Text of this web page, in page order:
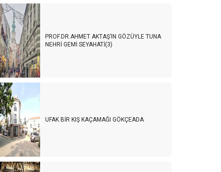
PROF.DR.AHMET AKTAŞ’IN GÖZÜYLE TUNA
NEHRİ GEMİ SEYAHATİ(3)
UFAK BİR KIŞ KAÇAMAĞI GÖKÇEADA